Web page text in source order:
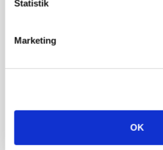
Statistik
Marketing
OK